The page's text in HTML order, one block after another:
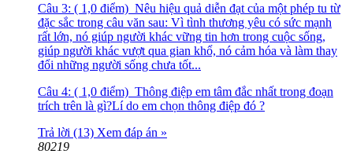
Câu 3: ( 1,0 điểm) Nêu hiệu quả diễn đạt của một phép tu từ
đặc sắc trong câu văn sau: Vì tình thương yêu có sức mạnh
rất lớn, nó giúp người khác vững tin hơn trong cuộc sống,
giúp người khác vượt qua gian khổ, nó cảm hóa và làm thay
đổi những người sống chưa tốt...
Câu 4: ( 1,0 điểm) Thông điệp em tâm đắc nhất trong đoạn
trích trên là gì?Lí do em chọn thông điệp đó ?
Trả lời (13) Xem đáp án »
80219